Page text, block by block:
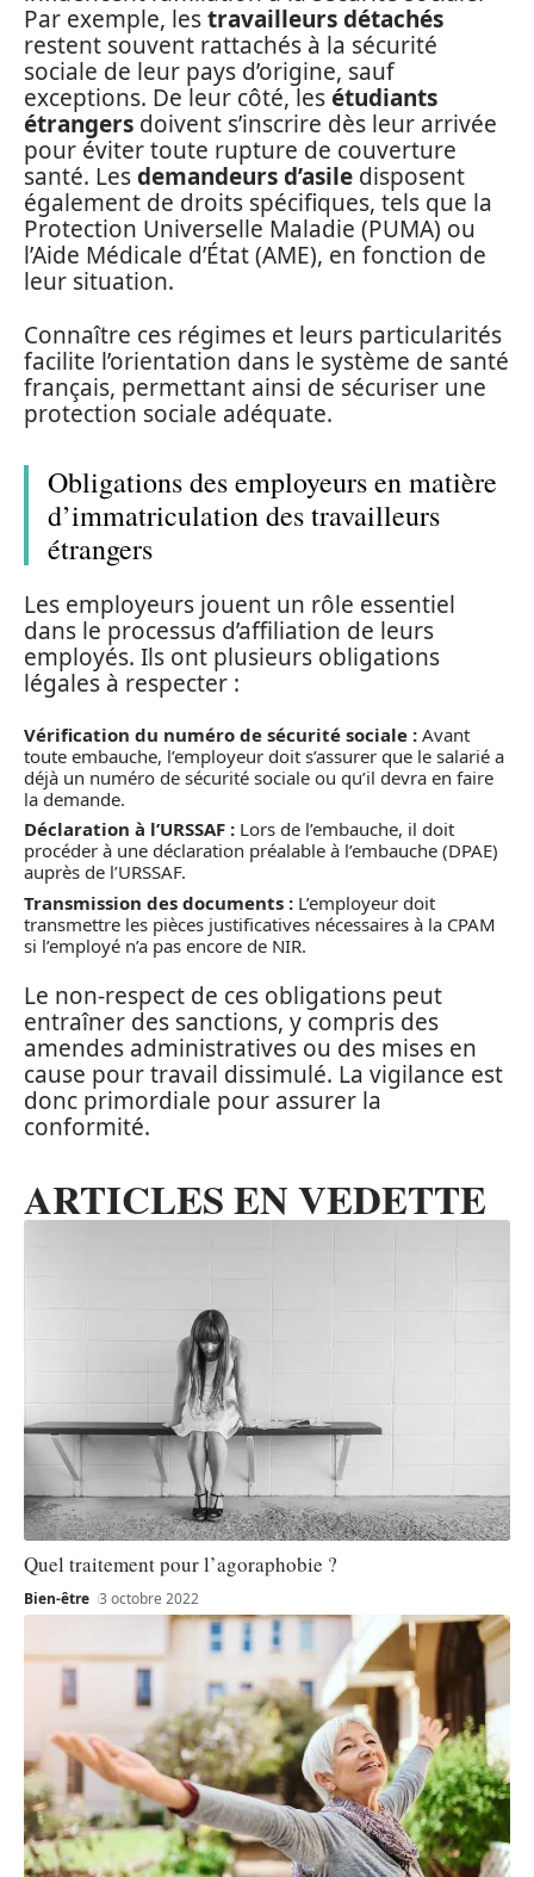
Par exemple, lestravailleurs détachés
restent souvent rattachés à la sécurité
sociale de leur pays d’origine, sauf
exceptions. De leur côté, lesétudiants
étrangers doivent s’inscrire dès leur arrivée
pour éviter toute rupture de couverture
santé. Lesdemandeurs d’asile disposent
également de droits spécifiques, tels que la
Protection Universelle Maladie (PUMA) ou
l’Aide Médicale d’État (AME), en fonction de
leur situation.
Connaître ces régimes et leurs particularités
facilite l’orientation dans le système de santé
français, permettant ainsi de sécuriser une
protection sociale adéquate.
Obligations des employeurs en matière
d’immatriculation des travailleurs
étrangers
Les employeurs jouent un rôle essentiel
dans le processus d’affiliation de leurs
employés. Ils ont plusieurs obligations
légales à respecter :
Vérification du numéro de sécurité sociale : Avant
toute embauche, l’employeur doit s’assurer que le salarié a
déjà un numéro de sécurité sociale ou qu’il devra en faire
la demande.
Déclaration à l’URSSAF : Lors de l’embauche, il doit
procéder à une déclaration préalable à l’embauche (DPAE)
auprès de l’URSSAF.
Transmission des documents : L’employeur doit
transmettre les pièces justificatives nécessaires à la CPAM
si l’employé n’a pas encore de NIR.
Le non-respect de ces obligations peut
entraîner des sanctions, y compris des
amendes administratives ou des mises en
cause pour travail dissimulé. La vigilance est
donc primordiale pour assurer la
conformité.
ARTICLES EN VEDETTE
Quel traitement pour l’agoraphobie ?
Bien-être 3 octobre 2022